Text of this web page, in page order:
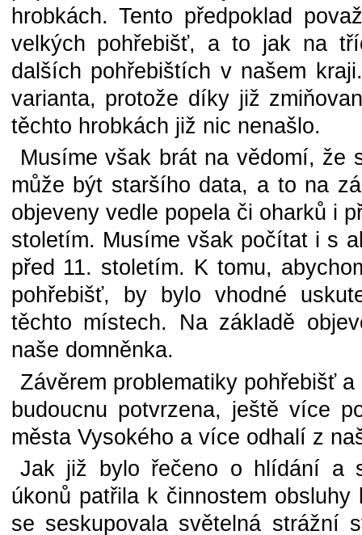
hrobkách. Tento předpoklad
velkých pohřebišť, a to jak na
dalších pohřebištích v našem
varianta, protože díky již
těchto hrobkách již nic nenašlo.
Musíme však brát na vědomí, že
může být staršího data, a to na
objeveny vedle popela či oharků i
stoletím. Musíme však počítat i s
před 11. stoletím. K tomu,
pohřebišť, by bylo vhodné
těchto místech. Na základě
naše domněnka.
Závěrem problematiky pohřebišť
budoucnu potvrzena, ještě více
města Vysokého a více odhalí z
Jak již bylo řečeno o hlídání a
úkonů patřila k činnostem
se seskupovala světelná strážní